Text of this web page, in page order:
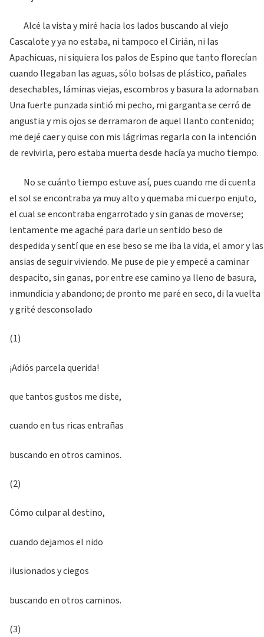
Alcé la vista y miré hacia los lados buscando al viejo
Cascalote y ya no estaba, ni tampoco el Cirián, ni las
Apachicuas, ni siquiera los palos de Espino que tanto florecían
cuando llegaban las aguas, sólo bolsas de plástico, pañales
desechables, láminas viejas, escombros y basura la adornaban.
Una fuerte punzada sintió mi pecho, mi garganta se cerró de
angustia y mis ojos se derramaron de aquel llanto contenido;
me dejé caer y quise con mis lágrimas regarla con la intención
de revivirla, pero estaba muerta desde hacía ya mucho tiempo.
No se cuánto tiempo estuve así, pues cuando me di cuenta
el sol se encontraba ya muy alto y quemaba mi cuerpo enjuto,
el cual se encontraba engarrotado y sin ganas de moverse;
lentamente me agaché para darle un sentido beso de
despedida y sentí que en ese beso se me iba la vida, el amor y las
ansias de seguir viviendo. Me puse de pie y empecé a caminar
despacito, sin ganas, por entre ese camino ya lleno de basura,
inmundicia y abandono; de pronto me paré en seco, di la vuelta
y grité desconsolado
(1)
¡Adiós parcela querida!
que tantos gustos me diste,
cuando en tus ricas entrañas
buscando en otros caminos.
(2)
Cómo culpar al destino,
cuando dejamos el nido
ilusionados y ciegos
buscando en otros caminos.
(3)